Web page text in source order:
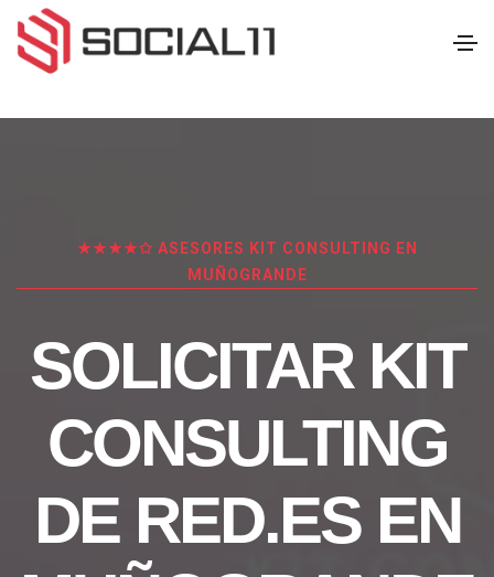
★★★★✩ ASESORES KIT CONSULTING EN
MUÑOGRANDE
SOLICITAR KIT
CONSULTING
DE RED.ES EN